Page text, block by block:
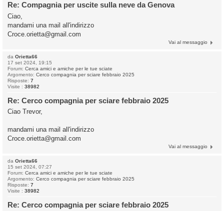
Re: Compagnia per uscite sulla neve da Genova
Ciao,
mandami una mail all'indirizzo
Croce.orietta@gmail.com
Vai al messaggio
da Orietta66
17 set 2024, 19:15
Forum: Cerca amici e amiche per le tue sciate
Argomento: Cerco compagnia per sciare febbraio 2025
Risposte: 7
Visite : 38982
Re: Cerco compagnia per sciare febbraio 2025
Ciao Trevor,
mandami una mail all'indirizzo
Croce.orietta@gmail.com
Vai al messaggio
da Orietta66
15 set 2024, 07:27
Forum: Cerca amici e amiche per le tue sciate
Argomento: Cerco compagnia per sciare febbraio 2025
Risposte: 7
Visite : 38982
Re: Cerco compagnia per sciare febbraio 2025